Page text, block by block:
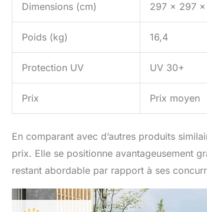
Dimensions (cm) 297 x 297
Poids (kg) 16,4
Protection UV UV 30+
Prix Prix moyen
En comparant avec d’autres produits
prix. Elle se positionne avantageusement
restant abordable par rapport à ses